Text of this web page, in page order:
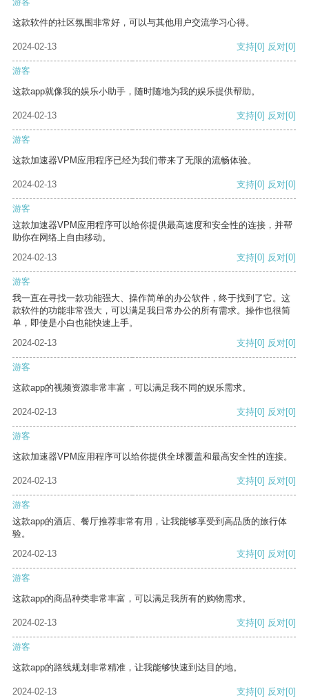
这款软件的社区氛围非常好，可以与其他用户交流学习心得。
2024-02-13 支持[0] 反对[0]
游客
这款app就像我的娱乐小助手，随时随地为我的娱乐提供帮助。
2024-02-13 支持[0] 反对[0]
游客
这款加速器VPM应用程序已经为我们带来了无限的流畅体验。
2024-02-13 支持[0] 反对[0]
游客
这款加速器VPM应用程序可以给你提供最高速度和安全性的连接，并帮
助你在网络上自由移动。
2024-02-13
支持[0] 反对[0]
游客
我一直在寻找一款功能强大、操作简单的办公软件，终于找到了它。这
款软件的功能非常强大，可以满足我日常办公的所有需求。操作也很简
单，即使是小白也能快速上手。
2024-02-13
支持[0] 反对[0]
游客
这款app的视频资源非常丰富，可以满足我不同的娱乐需求。
2024-02-13 支持[0] 反对[0]
游客
这款加速器VPM应用程序可以给你提供全球覆盖和最高安全性的连接。
2024-02-13 支持[0] 反对[0]
游客
这款app的酒店、餐厅推荐非常有用，让我能够享受到高品质的旅行体
验。
2024-02-13
支持[0] 反对[0]
游客
这款app的商品种类非常丰富，可以满足我所有的购物需求。
2024-02-13 支持[0] 反对[0]
游客
这款app的路线规划非常精准，让我能够快速到达目的地。
2024-02-13 支持[0] 反对[0]